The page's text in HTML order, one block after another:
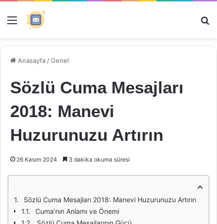
Menü
Anasayfa /Genel
Sözlü Cuma Mesajları
2018: Manevi
Huzurunuzu Artırın
26 Kasım 2024 3 dakika okuma süresi
Sözlü Cuma Mesajları 2018: Manevi Huzurunuzu Artırın
Cuma’nın Anlamı ve Önemi